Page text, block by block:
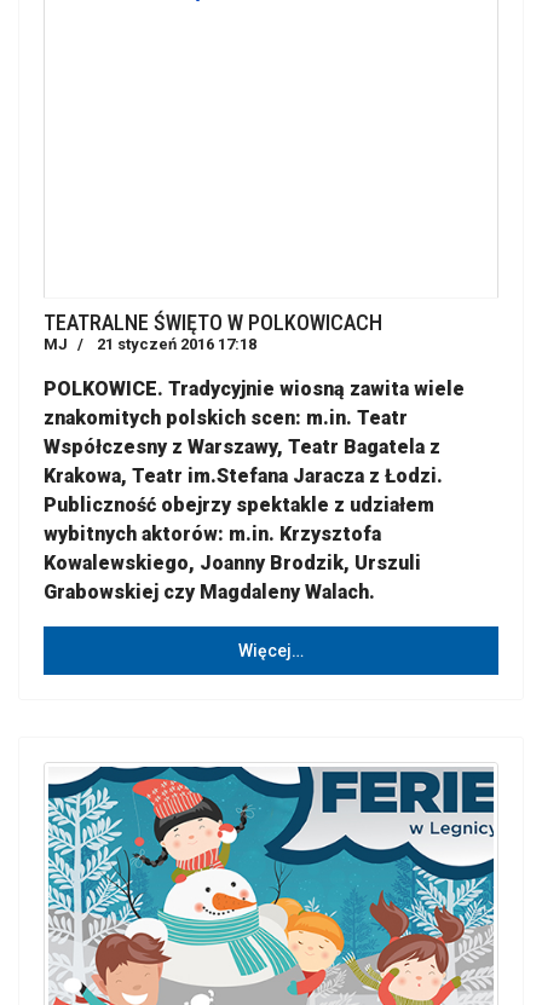
TEATRALNE ŚWIĘTO W POLKOWICACH
MJ 21 styczeń 2016 17:18
POLKOWICE. Tradycyjnie wiosną zawita wiele
znakomitych polskich scen: m.in. Teatr
Współczesny z Warszawy, Teatr Bagatela z
Krakowa, Teatr im.Stefana Jaracza z Łodzi.
Publiczność obejrzy spektakle z udziałem
wybitnych aktorów: m.in. Krzysztofa
Kowalewskiego, Joanny Brodzik, Urszuli
Grabowskiej czy Magdaleny Walach.
Więcej…